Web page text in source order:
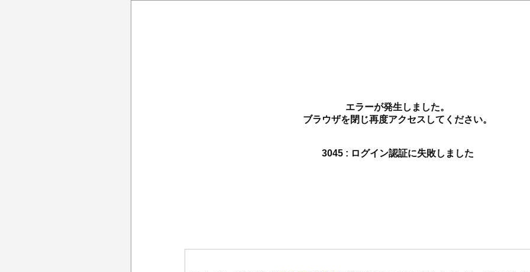
エラーが発生しました。
ブラウザを閉じ再度アクセスしてください。
3045 : ログイン認証に失敗しました